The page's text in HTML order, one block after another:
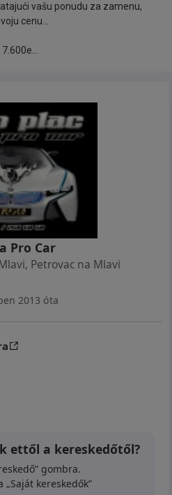
god da se nalazite..
Benzinski ECOBOOST
snaga koji se pokazao
jako maloj potrošnji i
registracija i jeftin za
menjač, Daljinsko
Električne podizače
podesive retrovizore sa
vašu ponudu za zamenu,
cenu...
Pro Car
, Petrovac na Mlavi
2013 óta
ettől a kereskedőtől?
gombra.
kereskedők”